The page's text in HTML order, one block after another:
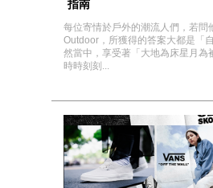
指南
每位寄情於戶外的潮流人們，若問
Outdoor，所獲得的答案大都是「
然當中，享受著「大地為床星月為
時時刻刻...